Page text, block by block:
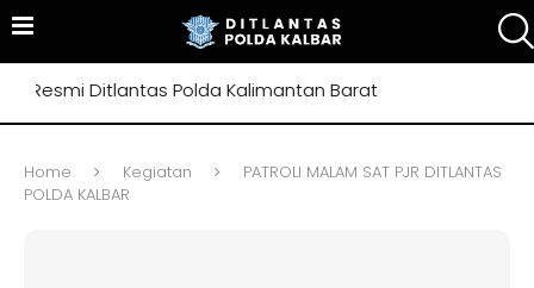
Ditlantas Polda Kalimantan Barat
Home Kegiatan
PATROLI MALAM SAT PJR DITLANTAS
POLDA KALBAR